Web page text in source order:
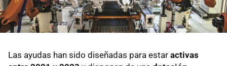
Las ayudas han sido diseñadas para estar activas